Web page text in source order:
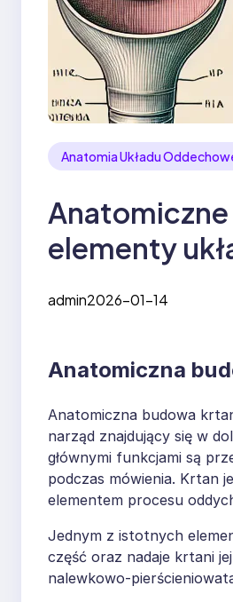
Anatomia Układu
elementy
admin2026-01-14
Anatomiczna
Anatomiczna budowa
narząd znajdujący się w
głównymi funkcjami są
podczas mówienia. Krtan
elementem procesu
Jednym z istotnych
część oraz nadaje krtani
nalewkowo-